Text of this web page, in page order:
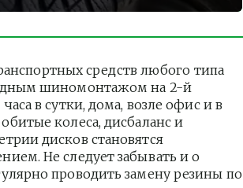
средств любого типа
шиномонтажом на 2-й
в сутки, дома, возле офис и в
колеса, дисбаланс и
дисков становятся
Не следует забывать и о
проводить замену резины по